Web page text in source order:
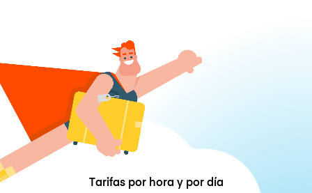
Tarifas por hora y por día